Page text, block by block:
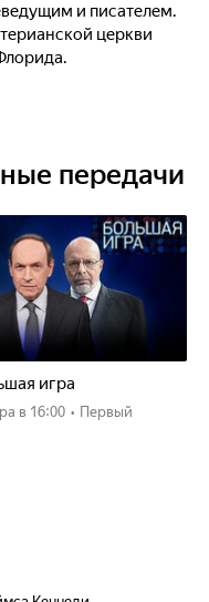
и писателем.
церкви
передачи
игра
в 16:00 • Первый